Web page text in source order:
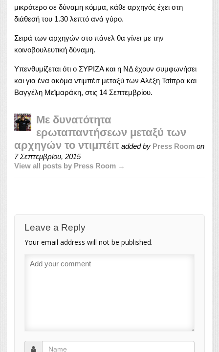
μικρότερο σε δύναμη κόμμα, κάθε αρχηγός έχει στη
διάθεσή του 1.30 λεπτό ανά γύρο.
Σειρά των αρχηγών στο πάνελ θα γίνει με την
κοινοβουλευτική δύναμη.
Υπενθυμίζεται ότι ο ΣΥΡΙΖΑ και η ΝΔ έχουν συμφωνήσει
και για ένα ακόμα ντιμπέιτ μεταξύ των Αλέξη Τσίπρα και
Βαγγέλη Μεϊμαράκη, στις 14 Σεπτεμβρίου.
Με δυνατότητα
ερωταπαντήσεων μεταξύ των
αρχηγών το ντιμπέιτ added by Press Room on
7 Σεπτεμβρίου, 2015
View all posts by Press Room →
Leave a Reply
Your email address will not be published.